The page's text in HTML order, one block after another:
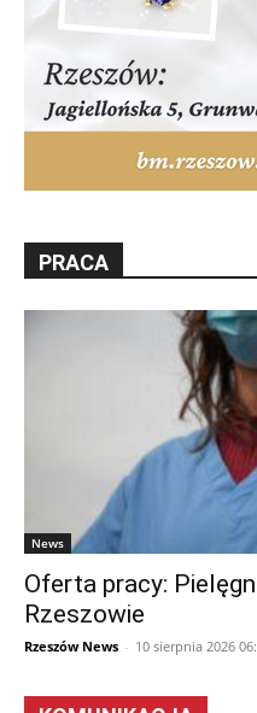
PRACA
News
Oferta pracy:
Rzeszowie
Rzeszów News - 10 sierpnia 2026